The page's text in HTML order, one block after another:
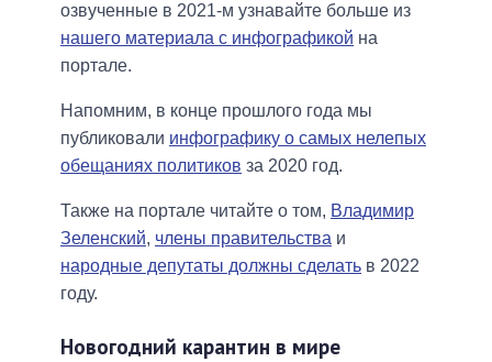
озвученные в 2021-м узнавайте больше из
нашего материала с инфографикой на
портале.
Напомним, в конце прошлого года мы
публиковали инфографику о самых нелепых
обещаниях политиков за 2020 год.
Также на портале читайте о том, Владимир
Зеленский, члены правительства и
народные депутаты должны сделать в 2022
году.
Новогодний карантин в мире